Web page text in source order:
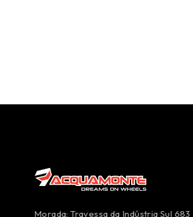
Morada: Travessa da Indústria Sul 683